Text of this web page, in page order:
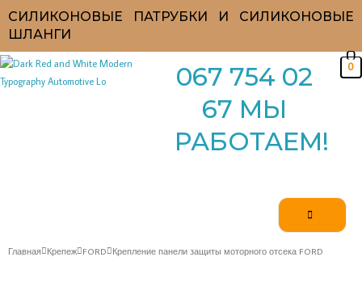
СИЛИКОНОВЫЕ ПАТРУБКИ И СИЛИКОНОВЫЕ
ШЛАНГИ
067 754 02
67 МЫ
РАБОТАЕМ!
0
Главная Крепеж FORD Крепление панели защиты моторного отсека FORD